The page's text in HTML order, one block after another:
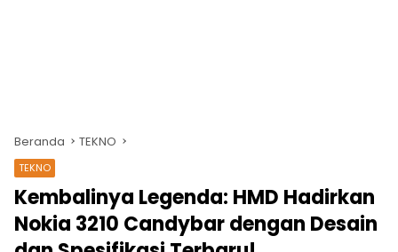
Beranda TEKNO
TEKNO
Kembalinya Legenda: HMD Hadirkan
Nokia 3210 Candybar dengan Desain